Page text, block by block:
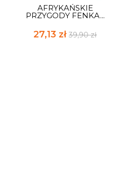
AFRYKAŃSKIE
PRZYGODY FENKA...
27,13 zł39,90 zł